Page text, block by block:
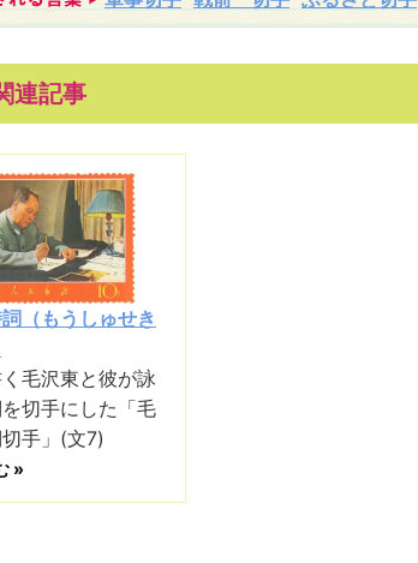
連記事
（もうしゅせき
毛沢東と彼が詠
切手にした「毛
手」(文7)
»